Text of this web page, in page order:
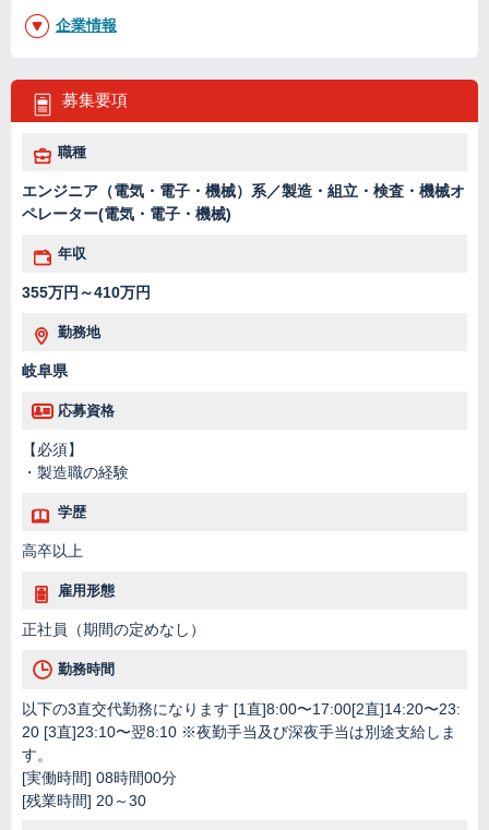
募集要項
職種
エンジニア（電気・電子・機械）系／製造・組立・検査・機械オ
ペレーター(電気・電子・機械)
年収
355万円～410万円
勤務地
岐阜県
応募資格
【必須】
・製造職の経験
学歴
高卒以上
雇用形態
正社員（期間の定めなし）
勤務時間
以下の3直交代勤務になります [1直]8:00〜17:00[2直]14:20〜23:
20 [3直]23:10〜翌8:10 ※夜勤手当及び深夜手当は別途支給しま
す。
[実働時間] 08時間00分
[残業時間] 20～30
企業情報